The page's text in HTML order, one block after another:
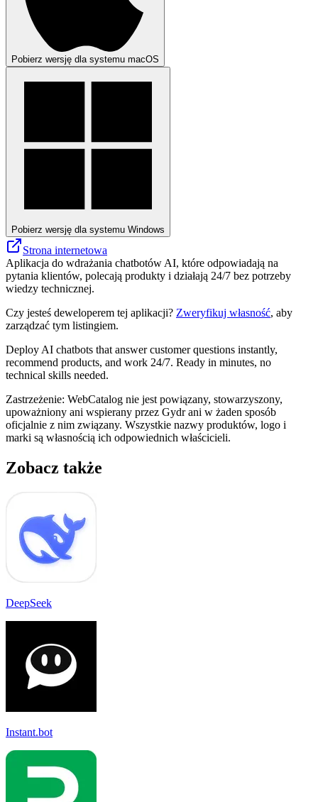
Pobierz wersję dla systemu macOS
Pobierz wersję dla systemu Windows
Strona internetowa
Aplikacja do wdrażania chatbotów AI, które odpowiadają na
pytania klientów, polecają produkty i działają 24/7 bez potrzeby
wiedzy technicznej.
Czy jesteś deweloperem tej aplikacji? Zweryfikuj własność, aby
zarządzać tym listingiem.
Deploy AI chatbots that answer customer questions instantly,
recommend products, and work 24/7. Ready in minutes, no
technical skills needed.
Zastrzeżenie: WebCatalog nie jest powiązany, stowarzyszony,
upoważniony ani wspierany przez Gydr ani w żaden sposób
oficjalnie z nim związany. Wszystkie nazwy produktów, logo i
marki są własnością ich odpowiednich właścicieli.
Zobacz także
DeepSeek
Instant.bot